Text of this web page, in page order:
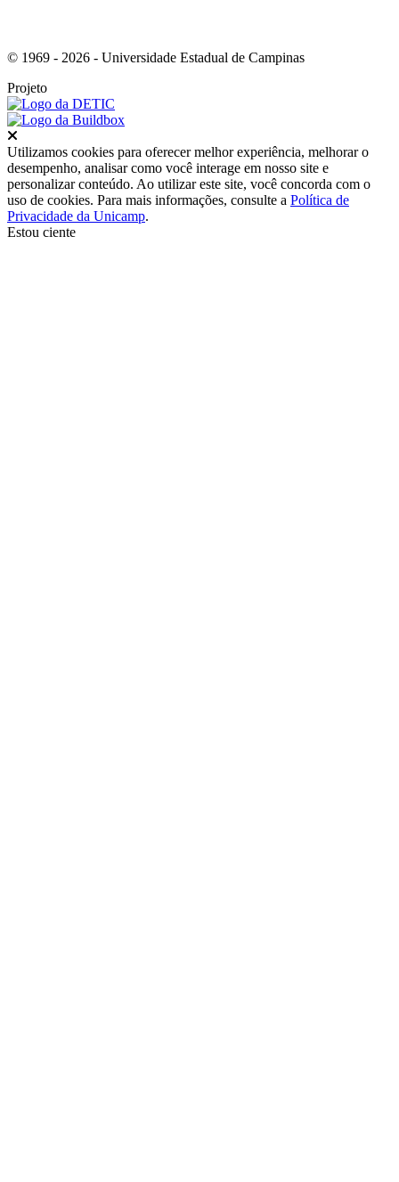
© 1969 - 2026 - Universidade Estadual de Campinas
Projeto
Utilizamos cookies para oferecer melhor experiência, melhorar o
desempenho, analisar como você interage em nosso site e
personalizar conteúdo. Ao utilizar este site, você concorda com o
uso de cookies. Para mais informações, consulte a Política de
Privacidade da Unicamp.
Estou ciente